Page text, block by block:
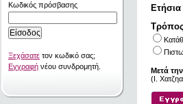
Κωδικός πρόσβασης
Ξεχάσατε τον κωδικό σας;
Εγγραφή νέου συνδρομητή.
Μετά
(I.